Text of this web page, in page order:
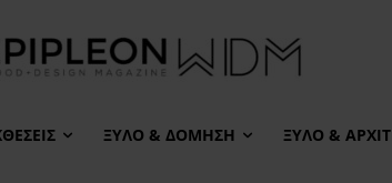
ΞΎΛΟ & ΔΌΜΗΣΗ ΞΎΛΟ &